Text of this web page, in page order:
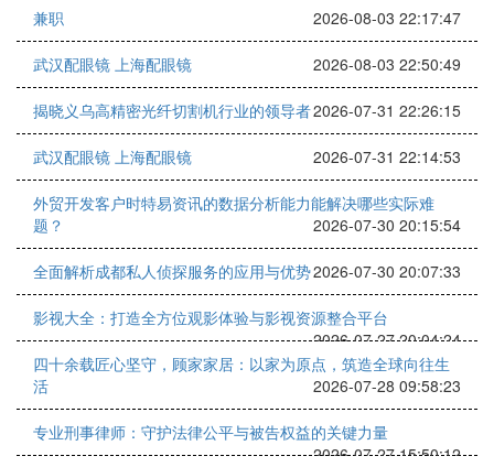
兼职 2026-08-03 22:17:47
武汉配眼镜 上海配眼镜 2026-08-03 22:50:49
揭晓义乌高精密光纤切割机行业的领导者2026-07-31 22:26:15
武汉配眼镜 上海配眼镜 2026-07-31 22:14:53
外贸开发客户时特易资讯的数据分析能力能解决哪些实际难
题？
2026-07-30 20:15:54
全面解析成都私人侦探服务的应用与优势2026-07-30 20:07:33
影视大全：打造全方位观影体验与影视资源整合平台
2026-07-27 20:04:24
四十余载匠心坚守，顾家家居：以家为原点，筑造全球向往生
活
2026-07-28 09:58:23
专业刑事律师：守护法律公平与被告权益的关键力量
2026-07-27 15:50:12